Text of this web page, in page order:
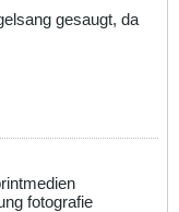
gesaugt, da
fotografie